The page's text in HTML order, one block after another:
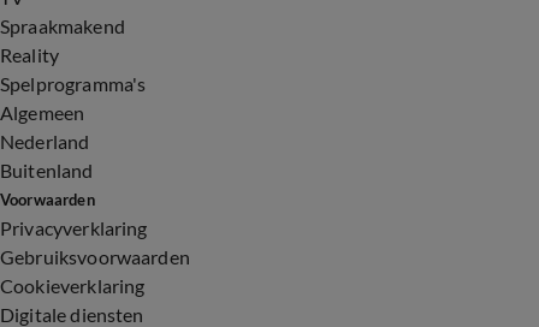
Spraakmakend
Reality
Spelprogramma's
Algemeen
Nederland
Buitenland
Voorwaarden
Privacyverklaring
Gebruiksvoorwaarden
Cookieverklaring
Digitale diensten